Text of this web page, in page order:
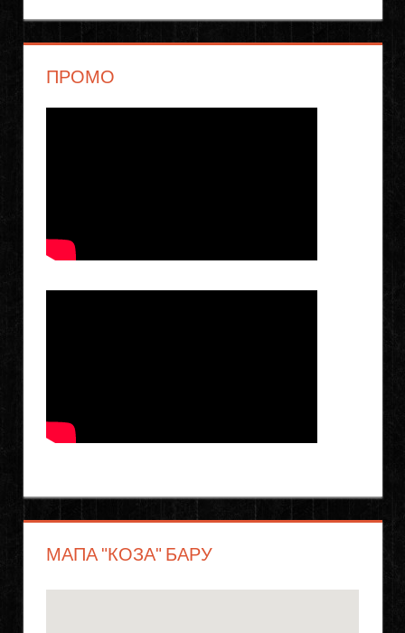
ПРОМО
МАПА "КОЗА" БАРУ